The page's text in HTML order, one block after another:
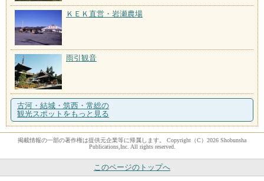
ＫＥＫ直営・岩瀬農場
雨引観音
古河・結城・筑西・常総の
観光スポットをもっと見る
掲載情報の一部の著作権は提供元企業等に帰属します。 Copyright（C）2026 Shobunsha
Publications,Inc. All rights reserved.
このページのトップへ